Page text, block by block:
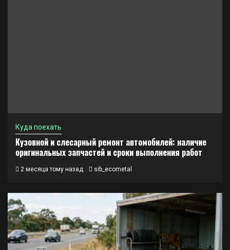
Куда поехать
Кузовной и слесарный ремонт автомобилей: наличие
оригинальных запчастей и сроки выполнения работ
2 месяца тому назад sib_ecometal